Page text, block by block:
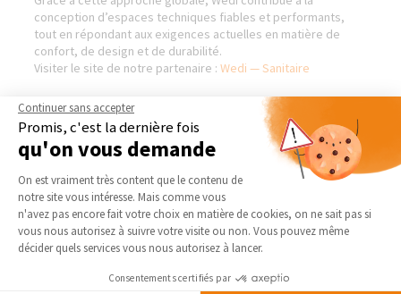
conception d’espaces techniques fiables et performants,
tout en répondant aux exigences actuelles en matière de
confort, de design et de durabilité.
Visiter le site de notre partenaire :Wedi — Sanitaire
AGENCES DE TOULOUSE (8
PLACE OLIVIER & 87 AV. JEAN
RIEUX)
Qui sommes-nous
Actualités
Notre charte qualité
NOS DOMAINES
D’INTERVENTION
EXTENSION
RÉNOVATION INTÉRIEURE
TRAVAUX EXTÉRIEURS
NOS PARTENAIRES
Continuer sans accepter
Promis, c'est la dernière fois
qu'on vous demande
Plateforme de Gestion du
On est vraiment très content que le contenu de
notre site vous intéresse. Mais comme vous
n'avez pas encore fait votre choix en matière de cookies, on ne sait pas si
vous nous autorisez à suivre votre visite ou non. Vous pouvez même
décider quels services vous nous autorisez à lancer.
Consentements certifiés par
Axeptio consent